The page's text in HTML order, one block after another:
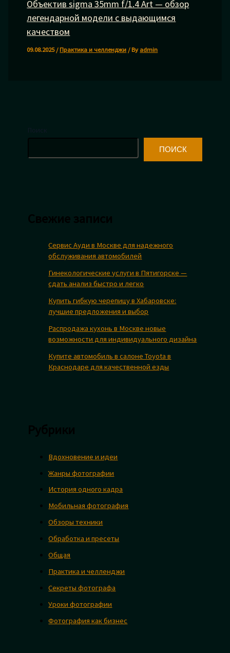
Объектив sigma 35mm f/1.4 Art — обзор
легендарной модели с выдающимся
качеством
09.08.2025/Практика и челленджи / Byadmin
ПОИСК
Сервис Ауди в Москве для надежного
обслуживания автомобилей
Гинекологические услуги в Пятигорске —
сдать анализ быстро и легко
Купить гибкую черепицу в Хабаровске:
лучшие предложения и выбор
Распродажа кухонь в Москве новые
возможности для индивидуального дизайна
Купите автомобиль в салоне Toyota в
Краснодаре для качественной езды
Вдохновение и идеи
Жанры фотографии
История одного кадра
Мобильная фотография
Обзоры техники
Обработка и пресеты
Общая
Практика и челленджи
Секреты фотографа
Уроки фотографии
Фотография как бизнес